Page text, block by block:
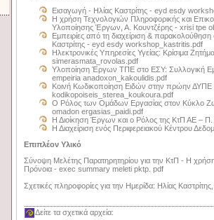
Εισαγωγή - Ηλίας Καστρίτης - eyd esdy
Η χρήση Τεχνολογιών Πληροφορικής και
Υλοποίησης Έργων, Α. Κουντζέρης - xrisi tpe
Εμπειρίες από τη διαχείριση &
Καστρίτης - eyd esdy workshop_kastritis.pdf
Ηλεκτρονικές Υπηρεσίες Υγείας: Κρίσιμα
simerasmata_rovolas.pdf
Υλοποίηση Έργων ΤΠΕ στο ΕΣΥ: Συλλογική
empeiria anadoxon_kakoulidis.pdf
Κοινή Κωδικοποίηση Ειδών στην πρώην ΔΥΠΕ
kodikopoiseis_sterea_koukoura.pdf
Ο Ρόλος των Ομάδων Εργασίας στον Κύκλο
omadon ergasias_paidi.pdf
Η Διοίκηση Έργων και ο Ρόλος της ΚτΠ ΑΕ –
Η Διαχείριση ενός Περιφερειακού Κέντρου
Επιπλέον Υλικό
Σύνοψη Μελέτης Παρατηρητηρίου για την ΚτΠ - Η
Πρόνοια - exec summary meleti pktp. pdf
Σχετικές πληροφορίες για την Ημερίδα: Ηλίας Καστρίτης,
Δείτε τα σχετικά αρχεία: